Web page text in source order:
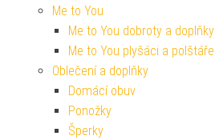
Me to You
Me to You dobroty a doplňky
Me to You plyšáci a polštáře
Oblečení a doplňky
Domácí obuv
Ponožky
Šperky